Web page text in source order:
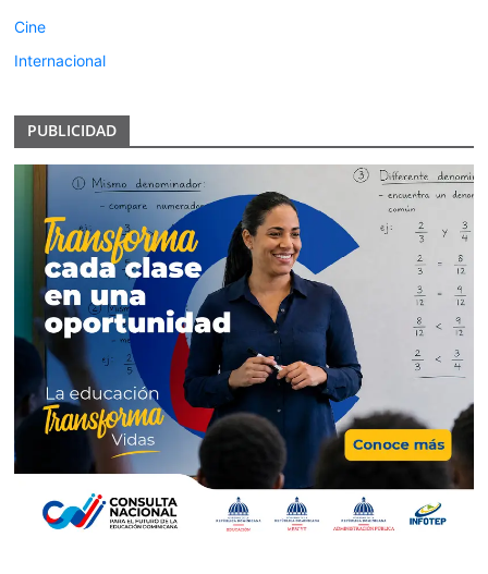
Cine
Internacional
PUBLICIDAD